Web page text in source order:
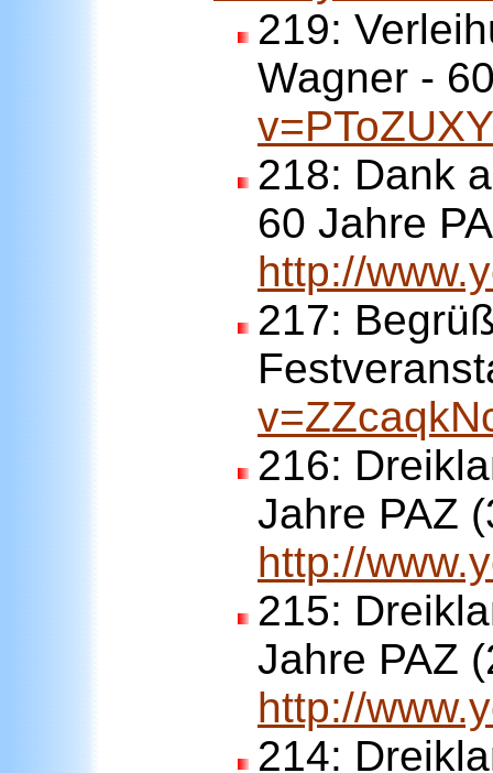
219:
Wagner -
218: Dank
60 Jahre
http://
217:
216:
Jahre PAZ
http://
215:
Jahre PAZ
http://
214: